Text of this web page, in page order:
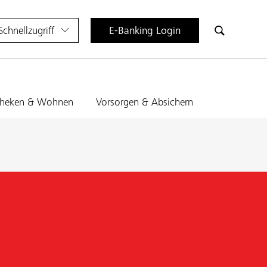
E-Banking Login
& Wohnen Vorsorgen & Absichern